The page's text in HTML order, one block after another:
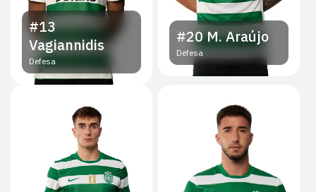
#13
Vagiannidis
Defesa
#20M. Araújo
Defesa